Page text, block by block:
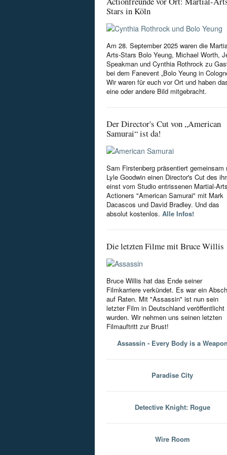
Stars in Köln
Am 28. September 2025 waren die
Arts-Stars Bolo Yeung, Michael Worth,
Speakman und Cynthia Rothrock zu
bei dem Fanevent „Bolo Yeung in
Wir waren für euch vor Ort und haben
eine oder andere Bild mitgebracht.
Der Director's Cut von „American
Samurai“ ist da!
Sam Firstenberg präsentiert gemeinsam
Lyle Goodwin einen Director's Cut des
einst vom Studio entrissenen Martial-
Actioners "American Samurai" mit Mark
Dacascos und David Bradley. Und das
absolut kostenlos. Alle Infos!
Die letzten Filme mit Bruce Willis
Bruce Willis hat das Ende seiner
Filmkarriere verkündet. Es war ein
auf Raten. Mit "Assassin" ist nun sein
letzter Film in Deutschland veröffentlicht
wurden. Wir nehmen uns seinen letzten
Filmauftritt zur Brust!
Assassin - Every Body is a Weapon
Paradise City
Detective Knight: Rogue
Wire Room